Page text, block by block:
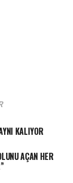
KALIYOR
AÇAN HER